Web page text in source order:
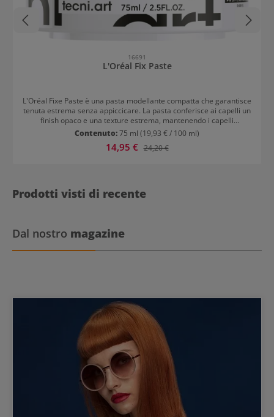
16691
L'Oréal Fix Paste
L'Oréal Fixe Paste è una pasta modellante compatta che garantisce
tenuta estrema senza appiccicare. La pasta conferisce ai capelli un
finish opaco e una texture estrema, mantenendo i capelli
comunque modellabili e non rigidi.
Contenuto:75 ml (19,93 € / 100 ml)
Prezzo di vendita:
14,95 € Prezzo normale:
24,20 €
Prodotti visti di recente
Dal nostro magazine